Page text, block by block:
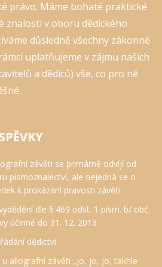
právo. Máme bohaté praktické
znalosti v oboru dědického
důsledně všechny zákonné
uplatňujeme v zájmu našich
a dědiců) vše, co pro ně
závěti se primárně odvíjí od
písmoznalectví, ale nejedná se o
k prokázání pravosti závěti
dle § 469 odst. 1 písm. b/ obč.
účinné do 31. 12. 2013
dědictví
allografní závěti „jo, jo, jo, takhle